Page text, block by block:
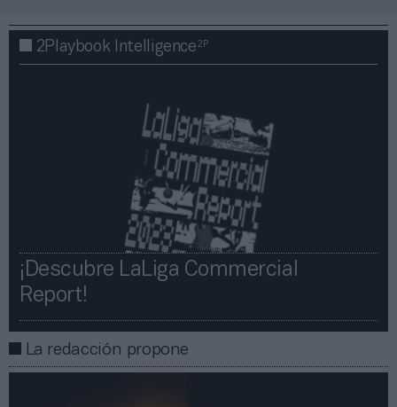
2Playbook Intelligence2P
¡Descubre LaLiga Commercial
Report!​​
La redacción propone